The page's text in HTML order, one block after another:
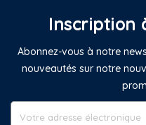
Inscription
Abonnez-vous à notre
nouveautés sur notre